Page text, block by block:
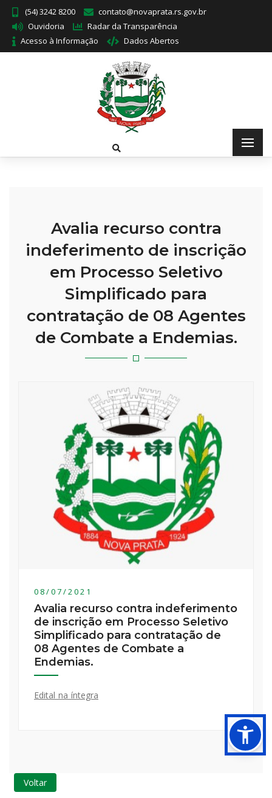
(54) 3242 8200
contato@novaprata.rs.gov.br
Ouvidoria
Radar da Transparência
Acesso à Informação
Dados Abertos
Avalia recurso contra
indeferimento de inscrição
em Processo Seletivo
Simplificado para
contratação de 08 Agentes
de Combate a Endemias.
08/07/2021
Avalia recurso contra indeferimento
de inscrição em Processo Seletivo
Simplificado para contratação de
08 Agentes de Combate a
Endemias.
Edital na íntegra
Voltar